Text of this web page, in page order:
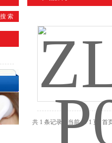
共 1 条记录，当前 1 / 1 页